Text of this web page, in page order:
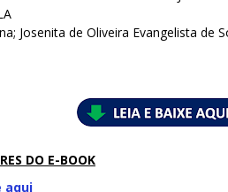
Josenita de Oliveira Evangelista de
DO E-BOOK
aqui